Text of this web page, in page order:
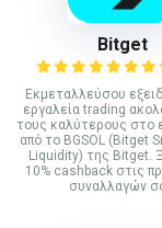
Bitget
Εκμεταλλεύσου
εργαλεία trading
τους καλύτερους στο
από το BGSOL (Bitget
Liquidity) της Bitget.
10% cashback στις
συναλλαγών